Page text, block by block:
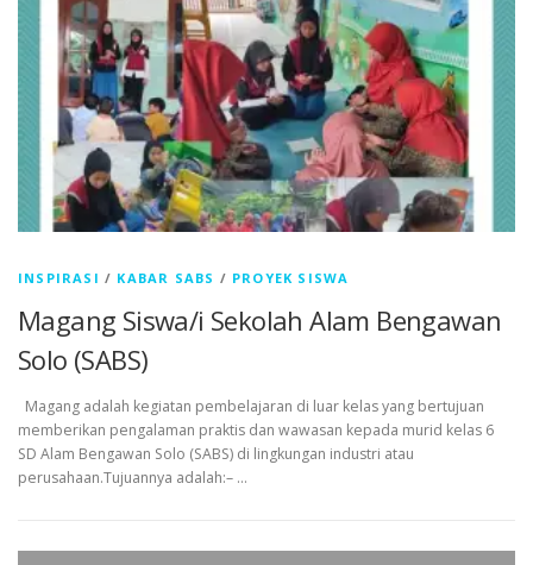
INSPIRASI / KABAR SABS / PROYEK SISWA
Magang Siswa/i Sekolah Alam Bengawan
Solo (SABS)
Magang adalah kegiatan pembelajaran di luar kelas yang bertujuan
memberikan pengalaman praktis dan wawasan kepada murid kelas 6
SD Alam Bengawan Solo (SABS) di lingkungan industri atau
perusahaan.Tujuannya adalah:– …